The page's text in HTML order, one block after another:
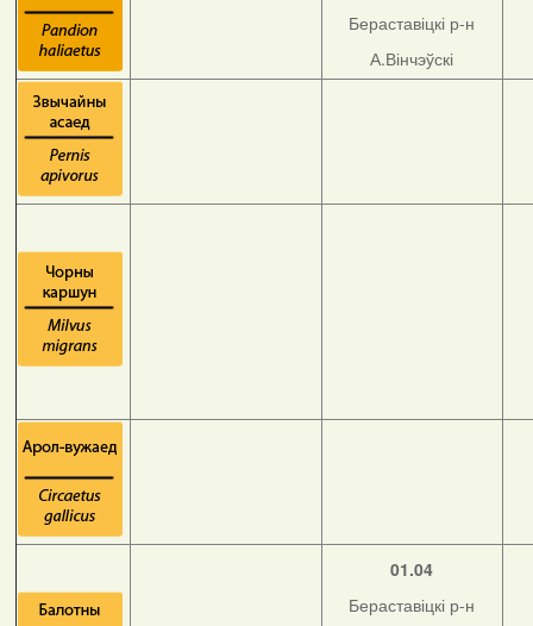
Бераставіцкі р-н
А.Вінчэўскі
01.04
Бераставіцкі р-н